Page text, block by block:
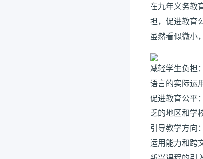
在九年义务教
担，促进教育
虽然看似微小
减轻学生负担
语言的实际运
促进教育公平
乏的地区和学
引导教学方向
运用能力和跨